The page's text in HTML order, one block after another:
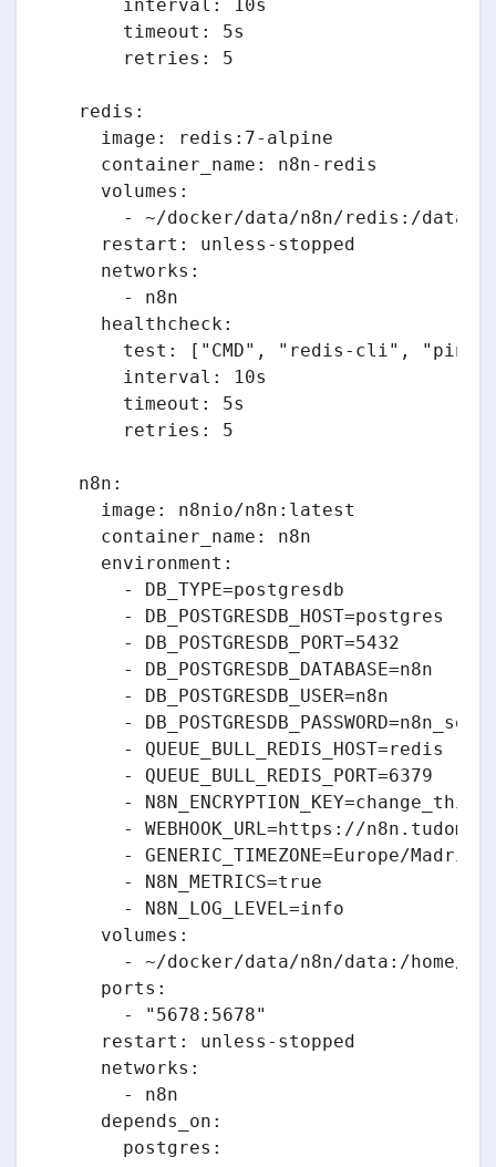
      interval: 10s
      timeout: 5s
      retries: 5
  redis:
    image: redis:7-alpine
    container_name: n8n-redis
    volumes:
      - ~/docker/data/n8n/redis:/data
    restart: unless-stopped
    networks:
      - n8n
    healthcheck:
test: ["CMD", "redis-cli",
      interval: 10s
      timeout: 5s
      retries: 5
  n8n:
    image: n8nio/n8n:latest
    container_name: n8n
    environment:
      - DB_TYPE=postgresdb
      - DB_POSTGRESDB_HOST=postgres
      - DB_POSTGRESDB_PORT=5432
      - DB_POSTGRESDB_DATABASE=n8n
      - DB_POSTGRESDB_USER=n8n
-
      - QUEUE_BULL_REDIS_HOST=redis
      - QUEUE_BULL_REDIS_PORT=6379
-
- WEBHOOK_URL=https://
      - GENERIC_TIMEZONE=Europe/Madrid
      - N8N_METRICS=true
      - N8N_LOG_LEVEL=info
    volumes:
- ~/docker/data/n8n/data:/home/
    ports:
      - "5678:5678"
    restart: unless-stopped
    networks:
      - n8n
    depends_on:
      postgres: